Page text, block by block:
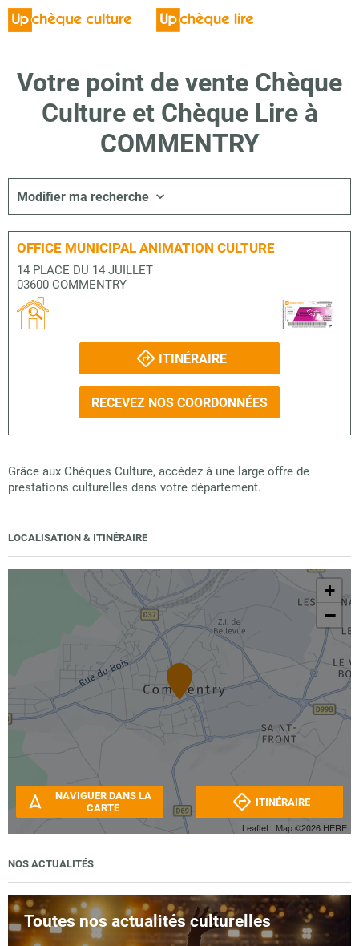
Votre point de vente Chèque
Culture et Chèque Lire à
COMMENTRY
Modifier ma recherche
OFFICE MUNICIPAL ANIMATION CULTURE
14 PLACE DU 14 JUILLET
03600 COMMENTRY
ITINÉRAIRE
RECEVEZ NOS COORDONNÉES
Grâce aux Chèques Culture, accédez à une large offre de
prestations culturelles dans votre département.
LOCALISATION & ITINÉRAIRE
+
−
Leaflet | Map ©2026 HERE
NAVIGUER DANS LA
CARTE
ITINÉRAIRE
NOS ACTUALITÉS
Toutes nos actualités culturelles